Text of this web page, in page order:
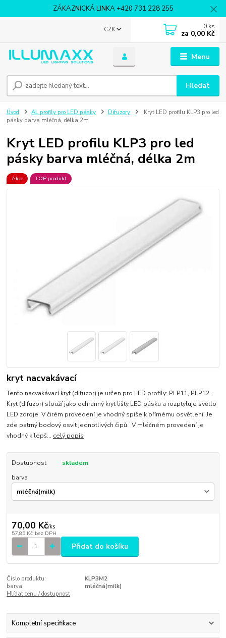
ZÁKAZNICKÁ LINKA +420 731 228 255
Menu
CZK
Hledat
0 ks
za 0,00 Kč
Úvod AL profily pro LED pásky Difuzory
Kryt LED profilu KLP3 pro led
pásky barva mléčná, délka 2m
Kryt LED profilu KLP3 pro led
pásky barva mléčná, délka 2m
Akce TOP produkt
kryt nacvakávací
Tento nacvakávací kryt (difuzor) je určen pro LED profily: PLP11, PLP12.
Kryt (difuzor) slouží jako ochranný kryt lišty LED pásku a rozptyluje světlo
LED zdroje. V čirém provedení je vhodný spíše k přímému osvětlení. Je
zde patrný bodový osvit jednotlivých čipů. V mléčném provedení je
vhodný k lepš... celý popis
Dostupnost
skladem
barva
70,00 Kč/ks
57,85 Kč bez DPH
Přidat do košíku
Číslo produktu:
KLP3M2
barva:
mléčná(milk)
Hlídat cenu / dostupnost
Kompletní specifikace